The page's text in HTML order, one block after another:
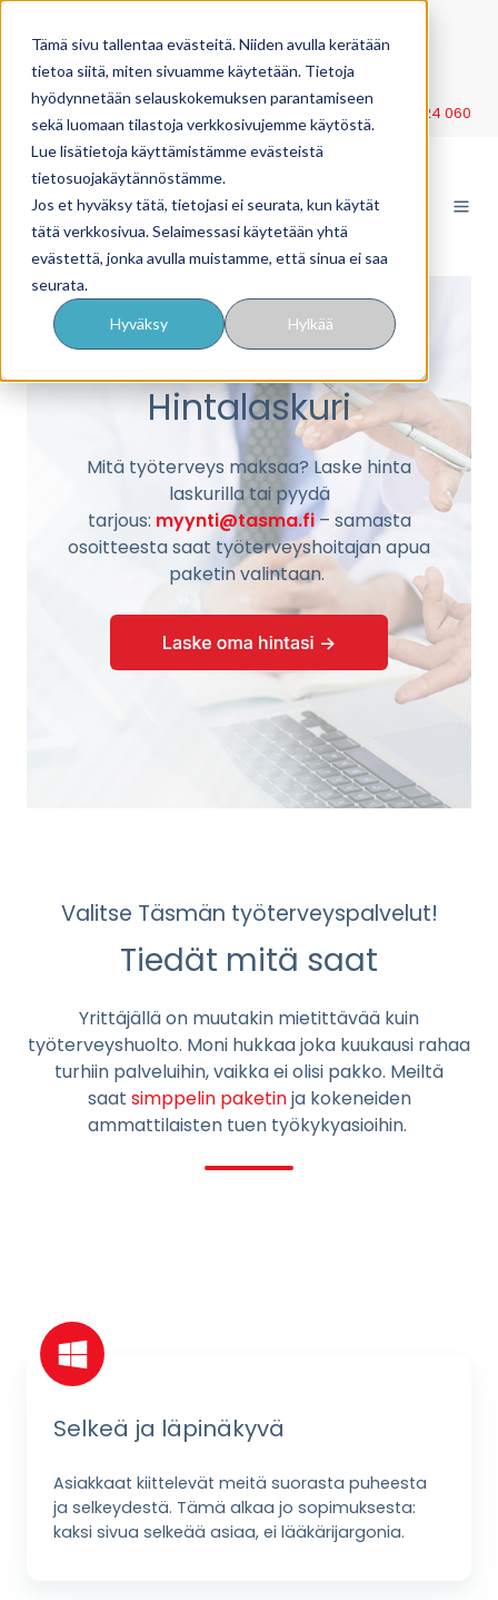
Tämä sivu tallentaa evästeitä. Niiden avulla kerätään
tietoa siitä, miten sivuamme käytetään. Tietoja
hyödynnetään selauskokemuksen parantamiseen
sekä luomaan tilastoja verkkosivujemme käytöstä.
Lue lisätietoja käyttämistämme evästeistä
tietosuojakäytännöstämme.
Jos et hyväksy tätä, tietojasi ei seurata, kun käytät
tätä verkkosivua. Selaimessasi käytetään yhtä
evästettä, jonka avulla muistamme, että sinua ei saa
seurata.
Hyväksy Hylkää
YritysTäsmä työnantajille
Neuvonta ma–pe klo 9–11 ja 12–15 p.
020 7424 060
Hintalaskuri
Mitä työterveys maksaa? Laske hinta
laskurilla tai pyydä
tarjous: myynti@tasma.fi– samasta
osoitteesta saat työterveyshoitajan apua
paketin valintaan.
Valitse Täsmän työterveyspalvelut!
Tiedät mitä saat
Yrittäjällä on muutakin mietittävää kuin
työterveyshuolto. Moni hukkaa joka kuukausi rahaa
turhiin palveluihin, vaikka ei olisi pakko. Meiltä
saat simppelin paketinja kokeneiden
ammattilaisten tuen työkykyasioihin.
Selkeä ja läpinäkyvä
Asiakkaat kiittelevät meitä suorasta puheesta
ja selkeydestä. Tämä alkaa jo sopimuksesta:
kaksi sivua selkeää asiaa, ei lääkärijargonia.